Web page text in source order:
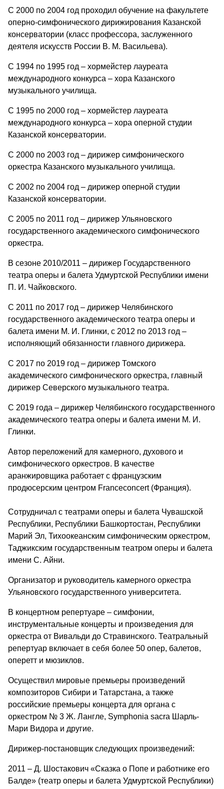
С 2000 по 2004 год проходил обучение на факультете
оперно-симфонического дирижирования Казанской
консерватории (класс профессора, заслуженного
деятеля искусств России В. М. Васильева).
С 1994 по 1995 год – хормейстер лауреата
международного конкурса – хора Казанского
музыкального училища.
С 1995 по 2000 год – хормейстер лауреата
международного конкурса – хора оперной студии
Казанской консерватории.
С 2000 по 2003 год – дирижер симфонического
оркестра Казанского музыкального училища.
С 2002 по 2004 год – дирижер оперной студии
Казанской консерватории.
С 2005 по 2011 год – дирижер Ульяновского
государственного академического симфонического
оркестра.
В сезоне 2010/2011 – дирижер Государственного
театра оперы и балета Удмуртской Республики имени
П. И. Чайковского.
С 2011 по 2017 год – дирижер Челябинского
государственного академического театра оперы и
балета имени М. И. Глинки, с 2012 по 2013 год –
исполняющий обязанности главного дирижера.
С 2017 по 2019 год – дирижер Томского
академического симфонического оркестра, главный
дирижер Северского музыкального театра.
С 2019 года – дирижер Челябинского государственного
академического театра оперы и балета имени М. И.
Глинки.
Автор переложений для камерного, духового и
симфонического оркестров. В качестве
аранжировщика работает с французским
продюсерским центром Franceconcert (Франция).
Сотрудничал с театрами оперы и балета Чувашской
Республики, Республики Башкортостан, Республики
Марий Эл, Тихоокеанским симфоническим оркестром,
Таджикским государственным театром оперы и балета
имени С. Айни.
Организатор и руководитель камерного оркестра
Ульяновского государственного университета.
В концертном репертуаре – симфонии,
инструментальные концерты и произведения для
оркестра от Вивальди до Стравинского. Театральный
репертуар включает в себя более 50 опер, балетов,
оперетт и мюзиклов.
Осуществил мировые премьеры произведений
композиторов Сибири и Татарстана, а также
российские премьеры концерта для органа с
оркестром № 3 Ж. Лангле, Symphonia sacra Шарль-
Мари Видора и другие.
Дирижер-постановщик следующих произведений:
2011 – Д. Шостакович «Сказка о Попе и работнике его
Балде» (театр оперы и балета Удмуртской Республики)